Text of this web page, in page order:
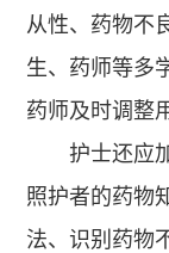
从性、药物不
生、药师等多
药师及时调整
护士还应
照护者的药物
法、识别药物